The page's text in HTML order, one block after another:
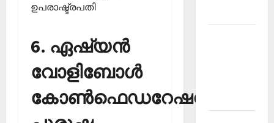
ഉപരാഷ്ട്രപതി
6. ഏഷ്യന്‍
വോളിബോള്‍
കോണ്‍ഫെഡറേഷന്‍